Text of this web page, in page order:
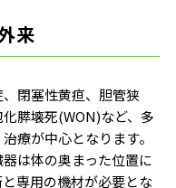
来
閉塞性黄疸、胆管狭
膵壊死(WON)など、多
療が中心となります。
は体の奥まった位置に
専用の機材が必要とな